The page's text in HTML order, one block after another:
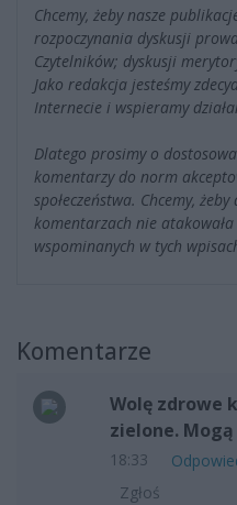
Chcemy, żeby nasze
rozpoczynania dyskusji
Czytelników; dyskusji
Jako redakcja jesteśmy
Internecie i wspieramy
Dlatego prosimy o
komentarzy do norm
społeczeństwa. Chcemy,
komentarzach nie
wspominanych w tych
Komentarze
Wolę zdrowe
zielone.
18:33
Zgłoś